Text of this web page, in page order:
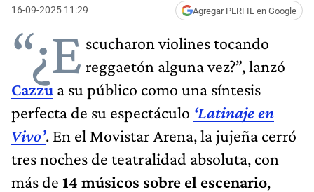
16-09-2025 11:29 Agregar PERFIL en Google
“¿E scucharon violines tocando
reggaetón alguna vez?”, lanzó
Cazzu a su público como una síntesis
perfecta de su espectáculo ‘Latinaje en
Vivo’. En el Movistar Arena, la jujeña cerró
tres noches de teatralidad absoluta, con
más de 14 músicos sobre el escenario,